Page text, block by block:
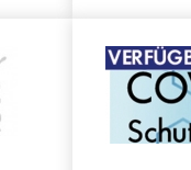
Schutz nach 4x 20
UV-A/UV-B = 0,345 →